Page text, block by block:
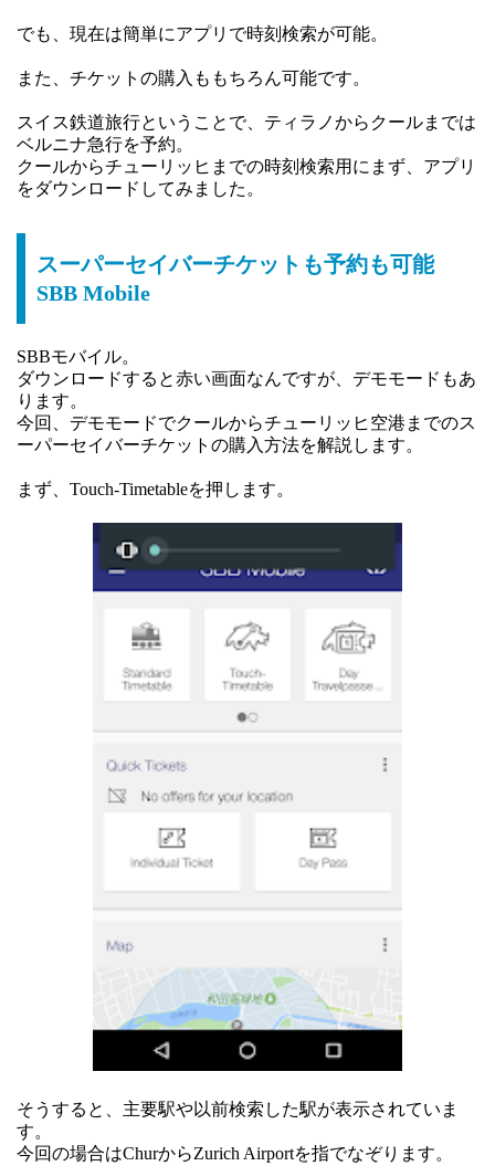
でも、現在は簡単にアプリで時刻検索が可能。
また、チケットの購入ももちろん可能です。
スイス鉄道旅行ということで、ティラノからクールまでは
ベルニナ急行を予約。
クールからチューリッヒまでの時刻検索用にまず、アプリ
をダウンロードしてみました。
スーパーセイバーチケットも予約も可能
SBB Mobile
SBBモバイル。
ダウンロードすると赤い画面なんですが、デモモードもあ
ります。
今回、デモモードでクールからチューリッヒ空港までのス
ーパーセイバーチケットの購入方法を解説します。
まず、Touch-Timetableを押します。
そうすると、主要駅や以前検索した駅が表示されていま
す。
今回の場合はChurからZurich Airportを指でなぞります。